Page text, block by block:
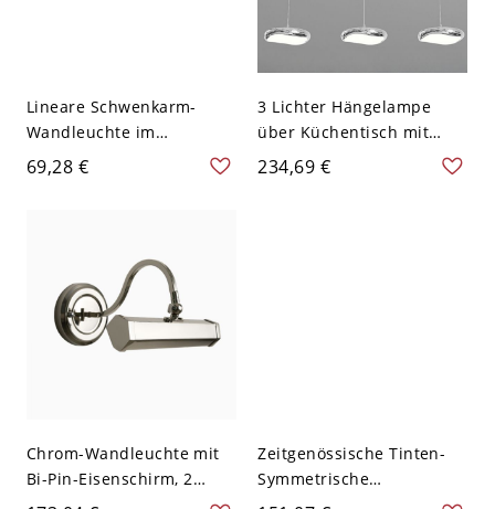
Lineare Schwenkarm-
Wandleuchte im
modernen Stil, Metall, 1-
flammige Wandleuchte in
69,28 €
3 Lichter Hängelampe
über Küchentisch mit
weißem polygonalem
Schirm und 3-Farben-
234,69 €
Chrom-Wandleuchte mit
Bi-Pin-Eisenschirm, 2
Lichter nach unten,
Zeitgenössische Tinten-
Symmetrische
Pendelleuchte mit